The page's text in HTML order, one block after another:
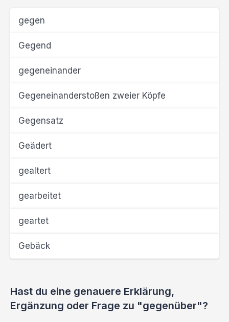
gegen
Gegend
gegeneinander
Gegeneinanderstoßen zweier Köpfe
Gegensatz
Geädert
gealtert
gearbeitet
geartet
Gebäck
Hast du eine genauere Erklärung,
Ergänzung oder Frage zu "gegenüber"?